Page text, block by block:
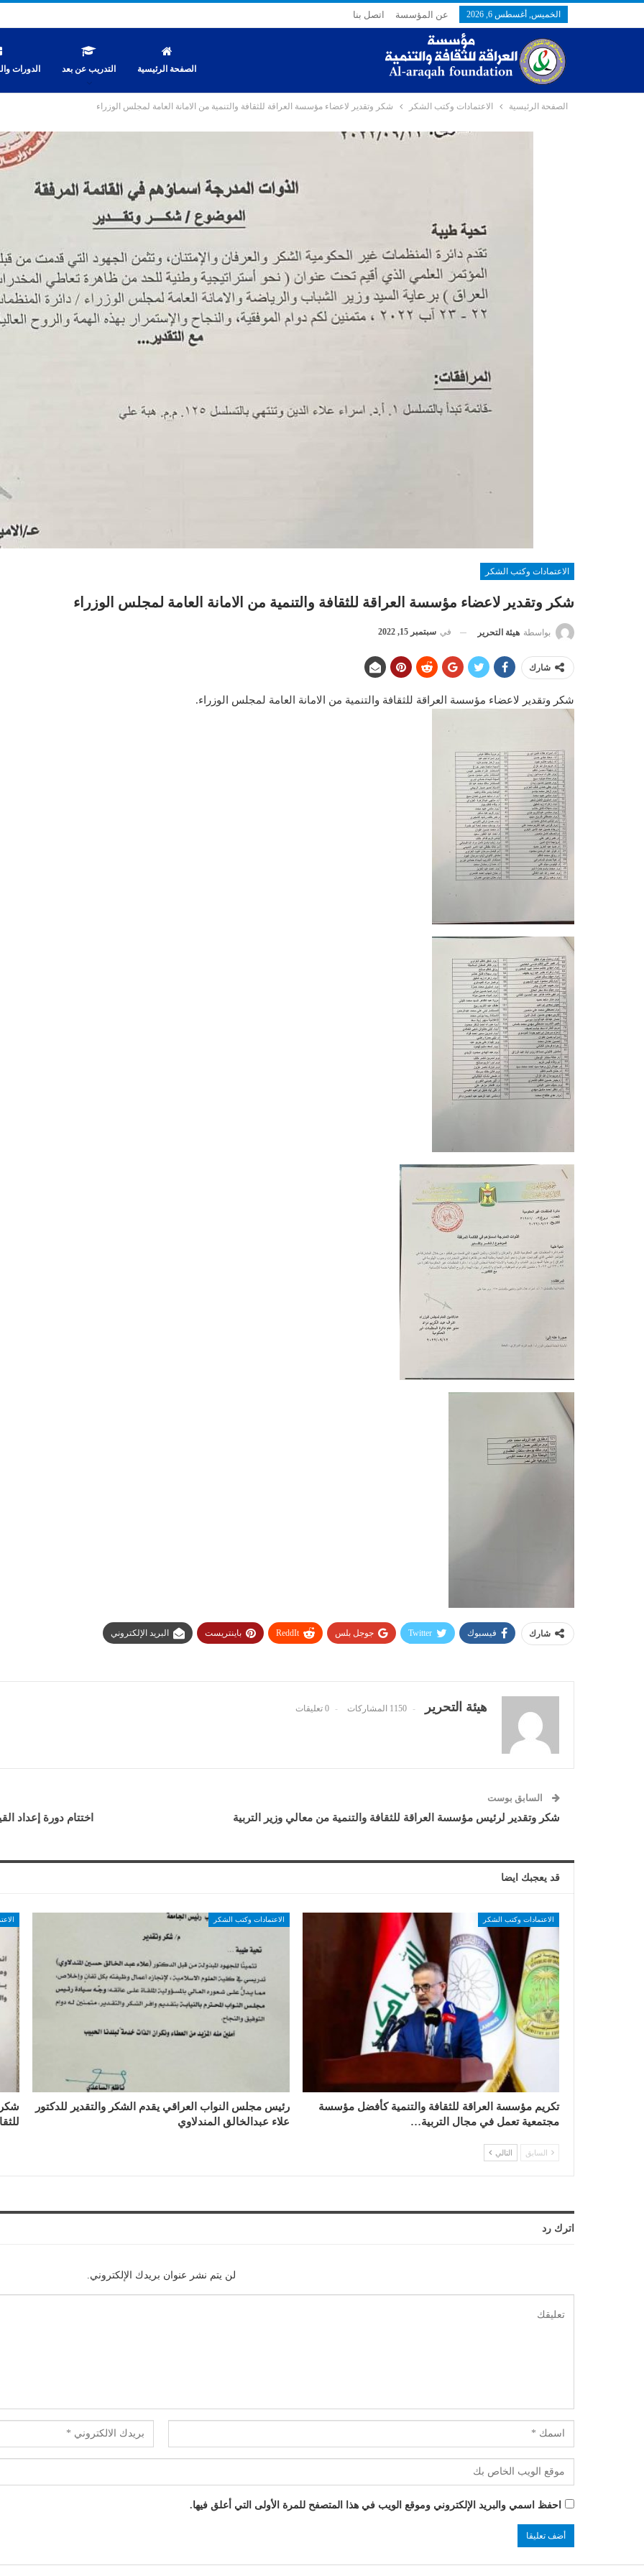
الخميس, أغسطس 6, 2026 عن المؤسسة اتصل بنا
الصفحة الرئيسية التدريب عن بعد الدورات
الصفحة الرئيسية الاعتمادات وكتب الشكر شكر وتقدير لاعضاء مؤسسة العراقة للثقافة والتنمية من الامانة العامة لمجلس الوزراء
الاعتمادات وكتب الشكر
شكر وتقدير لاعضاء مؤسسة العراقة للثقافة والتنمية من الامانة العامة لمجلس الوزراء
بواسطة هيئة التحرير في سبتمبر 15, 2022
شارك
شكر وتقدير لاعضاء مؤسسة العراقة للثقافة والتنمية من الامانة العامة لمجلس الوزراء.
شارك فيسبوك Twitter جوجل بلس ReddIt باينتريست البريد الإلكتروني
هيئة التحرير 1150 المشاركات 0 تعليقات
السابق بوست
شكر وتقدير لرئيس مؤسسة العراقة للثقافة والتنمية من معالي وزير التربية اختتام دورة إعداد
قد يعجبك ايضا
الاعتمادات وكتب الشكر
تكريم مؤسسة العراقة للثقافة والتنمية كأفضل مؤسسة
مجتمعية تعمل في مجال التربية…
الاعتمادات وكتب الشكر
رئيس مجلس النواب العراقي يقدم الشكر والتقدير للدكتور
علاء عبدالخالق المندلاوي
شكر
السابق التالي
اترك رد
لن يتم نشر عنوان بريدك الإلكتروني.
احفظ اسمي والبريد الإلكتروني وموقع الويب في هذا المتصفح للمرة الأولى التي أعلق فيها.